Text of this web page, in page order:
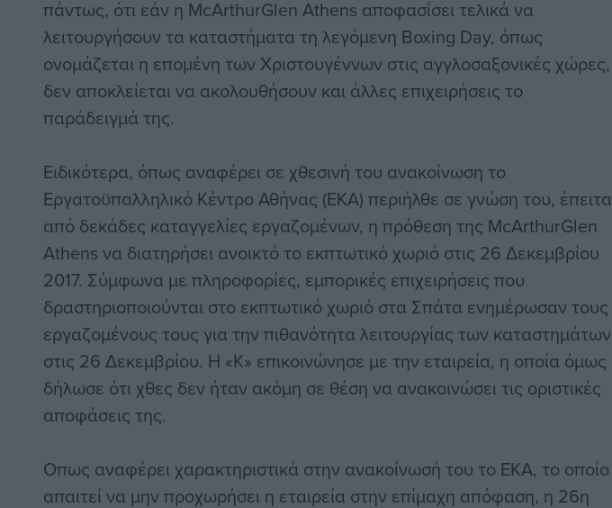
πάντως, ότι εάν η McArthurGlen Athens αποφασίσει τελικά να
λειτουργήσουν τα καταστήματα τη λεγόμενη Boxing Day, όπως
ονομάζεται η επομένη των Χριστουγέννων στις αγγλοσαξονικές χώρες,
δεν αποκλείεται να ακολουθήσουν και άλλες επιχειρήσεις το
παράδειγμά της.
Ειδικότερα, όπως αναφέρει σε χθεσινή του ανακοίνωση το
Εργατοϋπαλληλικό Κέντρο Αθήνας (ΕΚΑ) περιήλθε σε γνώση του, έπειτα
από δεκάδες καταγγελίες εργαζομένων, η πρόθεση της McArthurGlen
Athens να διατηρήσει ανοικτό το εκπτωτικό χωριό στις 26 Δεκεμβρίου
2017. Σύμφωνα με πληροφορίες, εμπορικές επιχειρήσεις που
δραστηριοποιούνται στο εκπτωτικό χωριό στα Σπάτα ενημέρωσαν τους
εργαζομένους τους για την πιθανότητα λειτουργίας των καταστημάτων
στις 26 Δεκεμβρίου. Η «Κ» επικοινώνησε με την εταιρεία, η οποία όμως
δήλωσε ότι χθες δεν ήταν ακόμη σε θέση να ανακοινώσει τις οριστικές
αποφάσεις της.
Οπως αναφέρει χαρακτηριστικά στην ανακοίνωσή του το ΕΚΑ, το οποίο
απαιτεί να μην προχωρήσει η εταιρεία στην επίμαχη απόφαση, η 26η